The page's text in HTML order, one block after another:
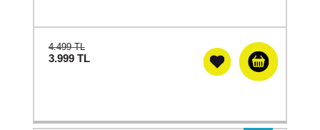
4.499 TL
3.999 TL